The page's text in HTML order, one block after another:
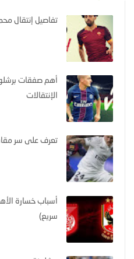
تفاصيل إنتقال
أهم صفقات
الإنتقالات
تعرف على سر
أسباب خسارة
سريع)